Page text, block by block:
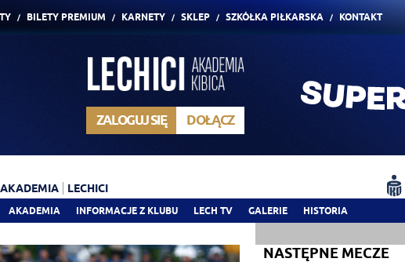
BILETY PREMIUM KARNETY SKLEP SZKÓŁKA PIŁKARSKA KONTAKT
ZALOGUJ SIĘ DOŁĄCZ
AKADEMIA INFORMACJE Z KLUBU LECH TV GALERIE HISTORIA
AKADEMIA LECHICI
NASTĘPNE MECZE